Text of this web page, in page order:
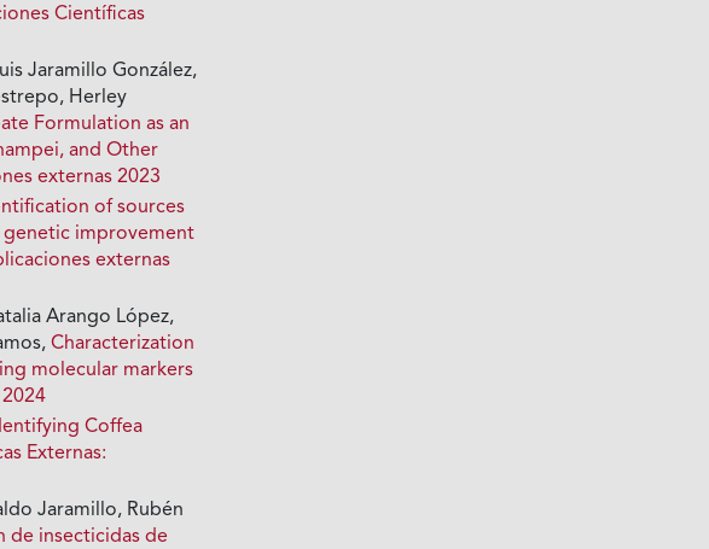
Científicas
Jaramillo González,
Herley
Formulation as an
and Other
externas 2023
of sources
improvement
externas
Arango López,
Characterization
molecular markers
Coffea
Externas:
Jaramillo, Rubén
de insecticidas de